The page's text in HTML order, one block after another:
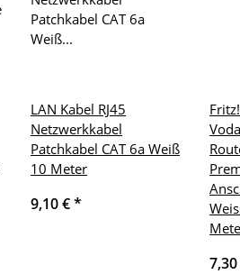
LAN Kabel RJ45
Netzwerkkabel
Patchkabel CAT 6a Weiß
10 Meter
9,10 €*